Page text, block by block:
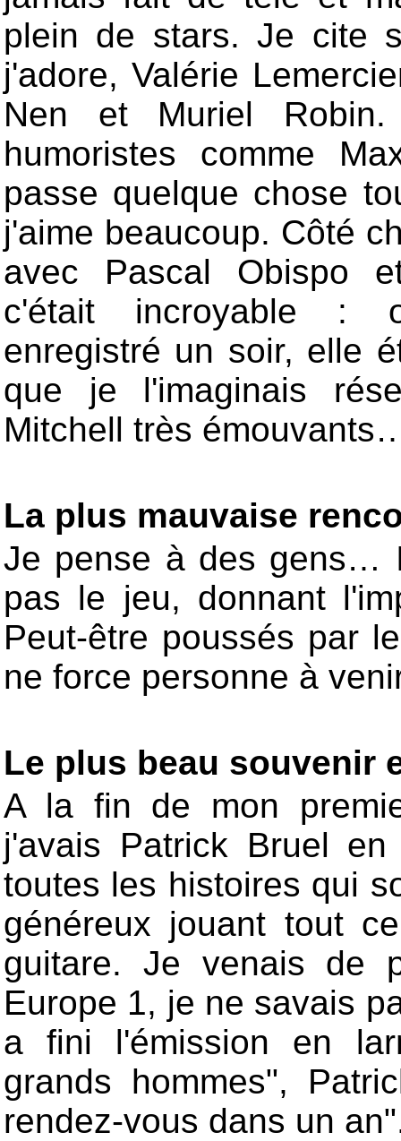
plein de stars. Je cite
j'adore, Valérie
Nen et Muriel
humoristes comme
passe quelque chose
j'aime beaucoup. Côté
avec Pascal Obispo
c'était incroyable :
enregistré un soir, elle
que je l'imaginais
Mitchell très
La plus mauvaise
Je pense à des gens…
pas le jeu, donnant
Peut-être poussés par
ne force personne à
Le plus beau souvenir
A la fin de mon
j'avais Patrick Bruel
toutes les histoires qui
généreux jouant tout
guitare. Je venais de
Europe 1, je ne savais
a fini l'émission en
grands hommes",
rendez-vous dans un